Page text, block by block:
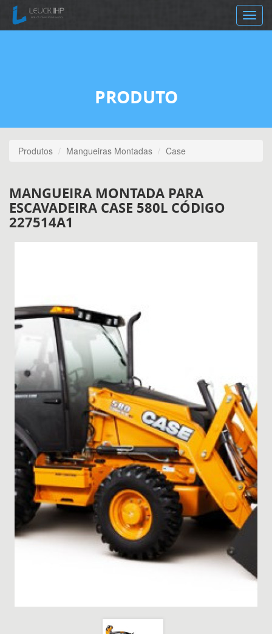
Toggle
PRODUTO
Produtos Mangueiras Montadas Case
MANGUEIRA MONTADA PARA
ESCAVADEIRA CASE 580L CÓDIGO
227514A1